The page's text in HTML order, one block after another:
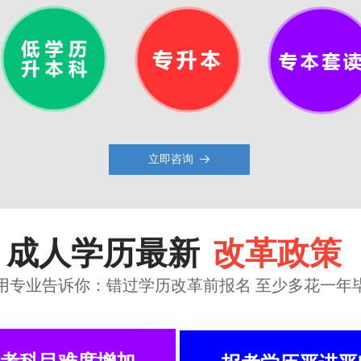
立即咨询 뀠
成人学历最新 改革政策
专业告诉你：错过学历改革前报名 至少多花一年